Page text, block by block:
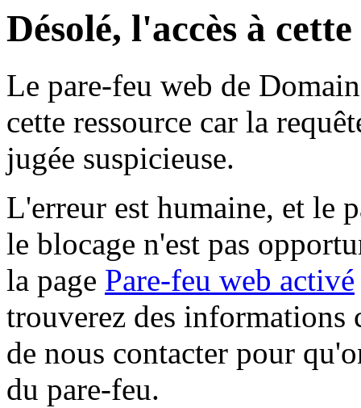
Désolé, l'accès à
Le pare-feu web de
cette ressource car la
jugée suspicieuse.
L'erreur est humaine, et le
le blocage n'est pas
la page Pare-feu web activé
trouverez des informations
de nous contacter pour
du pare-feu.